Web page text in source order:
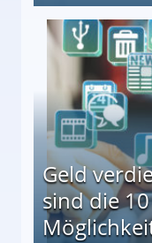
↻ Täglich neue
Geld
sind die